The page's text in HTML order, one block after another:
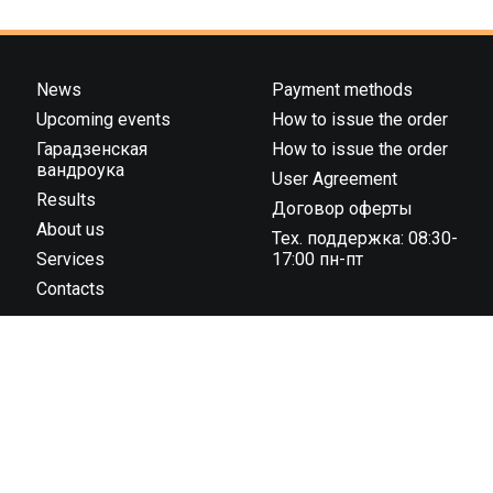
News
Upcoming events
Гарадзенская
вандроука
Results
About us
Services
Contacts
Payment methods
How to issue the order
How to issue the order
User Agreement
Договор оферты
Тех. поддержка: 08:30-
17:00 пн-пт